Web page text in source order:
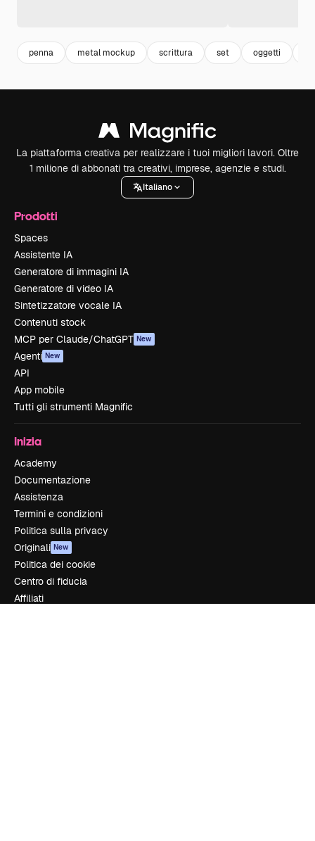
penna metal mockup scrittura set oggetti
La piattaforma creativa per realizzare i tuoi migliori lavori. Oltre
1 milione di abbonati tra creativi, imprese, agenzie e studi.
Italiano
Prodotti
Spaces
Assistente IA
Generatore di immagini IA
Generatore di video IA
Sintetizzatore vocale IA
Contenuti stock
MCP per Claude/ChatGPT New
Agenti New
API
App mobile
Tutti gli strumenti Magnific
Inizia
Academy
Documentazione
Assistenza
Termini e condizioni
Politica sulla privacy
Originali New
Politica dei cookie
Centro di fiducia
Affiliati